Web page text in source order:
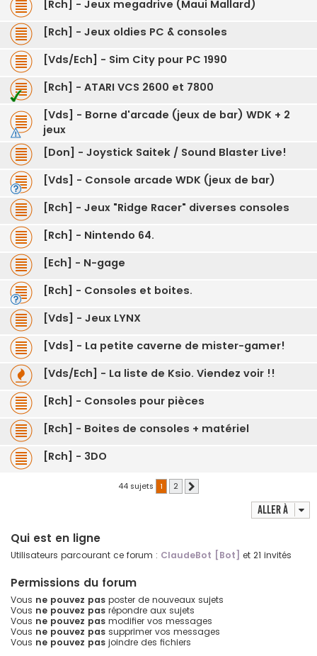
[Rch] - Jeux megadrive (Maui Mallard)
[Rch] - Jeux oldies PC & consoles
[Vds/Ech] - Sim City pour PC 1990
[Rch] - ATARI VCS 2600 et 7800
[Vds] - Borne d'arcade (jeux de bar) WDK + 2
jeux
[Don] - Joystick Saitek / Sound Blaster Live!
[Vds] - Console arcade WDK (jeux de bar)
[Rch] - Jeux "Ridge Racer" diverses consoles
[Rch] - Nintendo 64.
[Ech] - N-gage
[Rch] - Consoles et boites.
[Vds] - Jeux LYNX
[Vds] - La petite caverne de mister-gamer!
[Vds/Ech] - La liste de Ksio. Viendez voir !!
[Rch] - Consoles pour pièces
[Rch] - Boites de consoles + matériel
[Rch] - 3DO
44 sujets 1 2
Aller à
Qui est en ligne
Utilisateurs parcourant ce forum : ClaudeBot [Bot] et 21 invités
Permissions du forum
Vous ne pouvez pas poster de nouveaux sujets
Vous ne pouvez pas répondre aux sujets
Vous ne pouvez pas modifier vos messages
Vous ne pouvez pas supprimer vos messages
Vous ne pouvez pas joindre des fichiers